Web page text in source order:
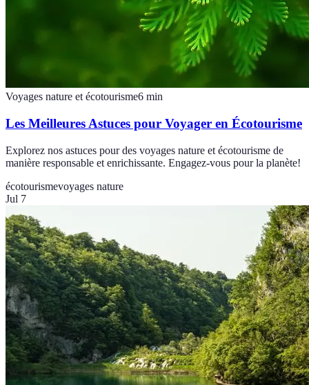
Voyages nature et écotourisme6 min
Les Meilleures Astuces pour Voyager en Écotourisme
Explorez nos astuces pour des voyages nature et écotourisme de
manière responsable et enrichissante. Engagez-vous pour la planète!
écotourismevoyages nature
Jul 7